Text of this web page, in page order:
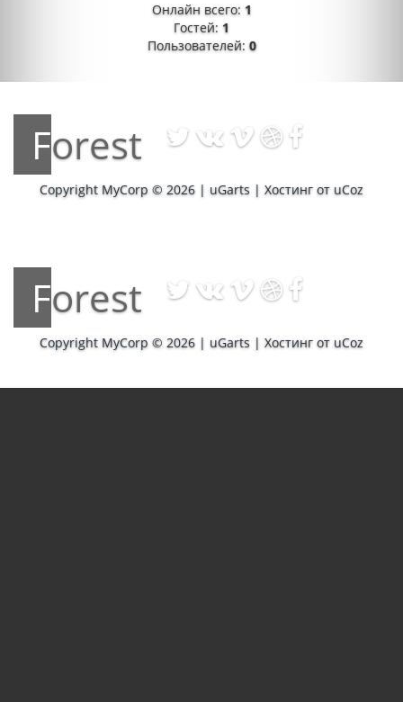
Онлайн всего: 1
Гостей: 1
Пользователей:0
Forest
Copyright MyCorp © 2026 | uGarts | Хостинг от uCoz
Forest
Copyright MyCorp © 2026 | uGarts | Хостинг от uCoz